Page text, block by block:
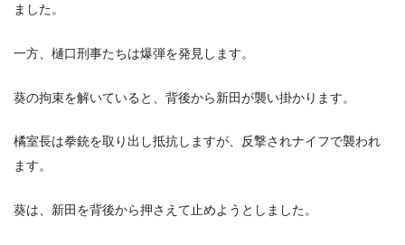
ました。
一方、樋口刑事たちは爆弾を発見します。
葵の拘束を解いていると、背後から新田が襲い掛かります。
橘室長は拳銃を取り出し抵抗しますが、反撃されナイフで襲われ
ます。
葵は、新田を背後から押さえて止めようとしました。